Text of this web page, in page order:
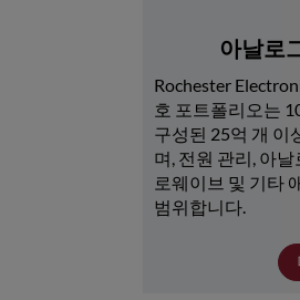
아날로
Rochester
호 포트폴리오는
구성된 25억 개 이
며, 전원 관리, 아날
로웨이브 및 기타
범위합니다.